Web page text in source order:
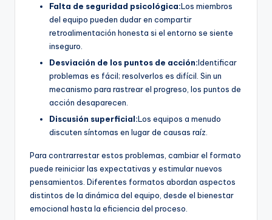
Falta de seguridad psicológica:Los miembros
del equipo pueden dudar en compartir
retroalimentación honesta si el entorno se siente
inseguro.
Desviación de los puntos de acción:Identificar
problemas es fácil; resolverlos es difícil. Sin un
mecanismo para rastrear el progreso, los puntos de
acción desaparecen.
Discusión superficial:Los equipos a menudo
discuten síntomas en lugar de causas raíz.
Para contrarrestar estos problemas, cambiar el formato
puede reiniciar las expectativas y estimular nuevos
pensamientos. Diferentes formatos abordan aspectos
distintos de la dinámica del equipo, desde el bienestar
emocional hasta la eficiencia del proceso.